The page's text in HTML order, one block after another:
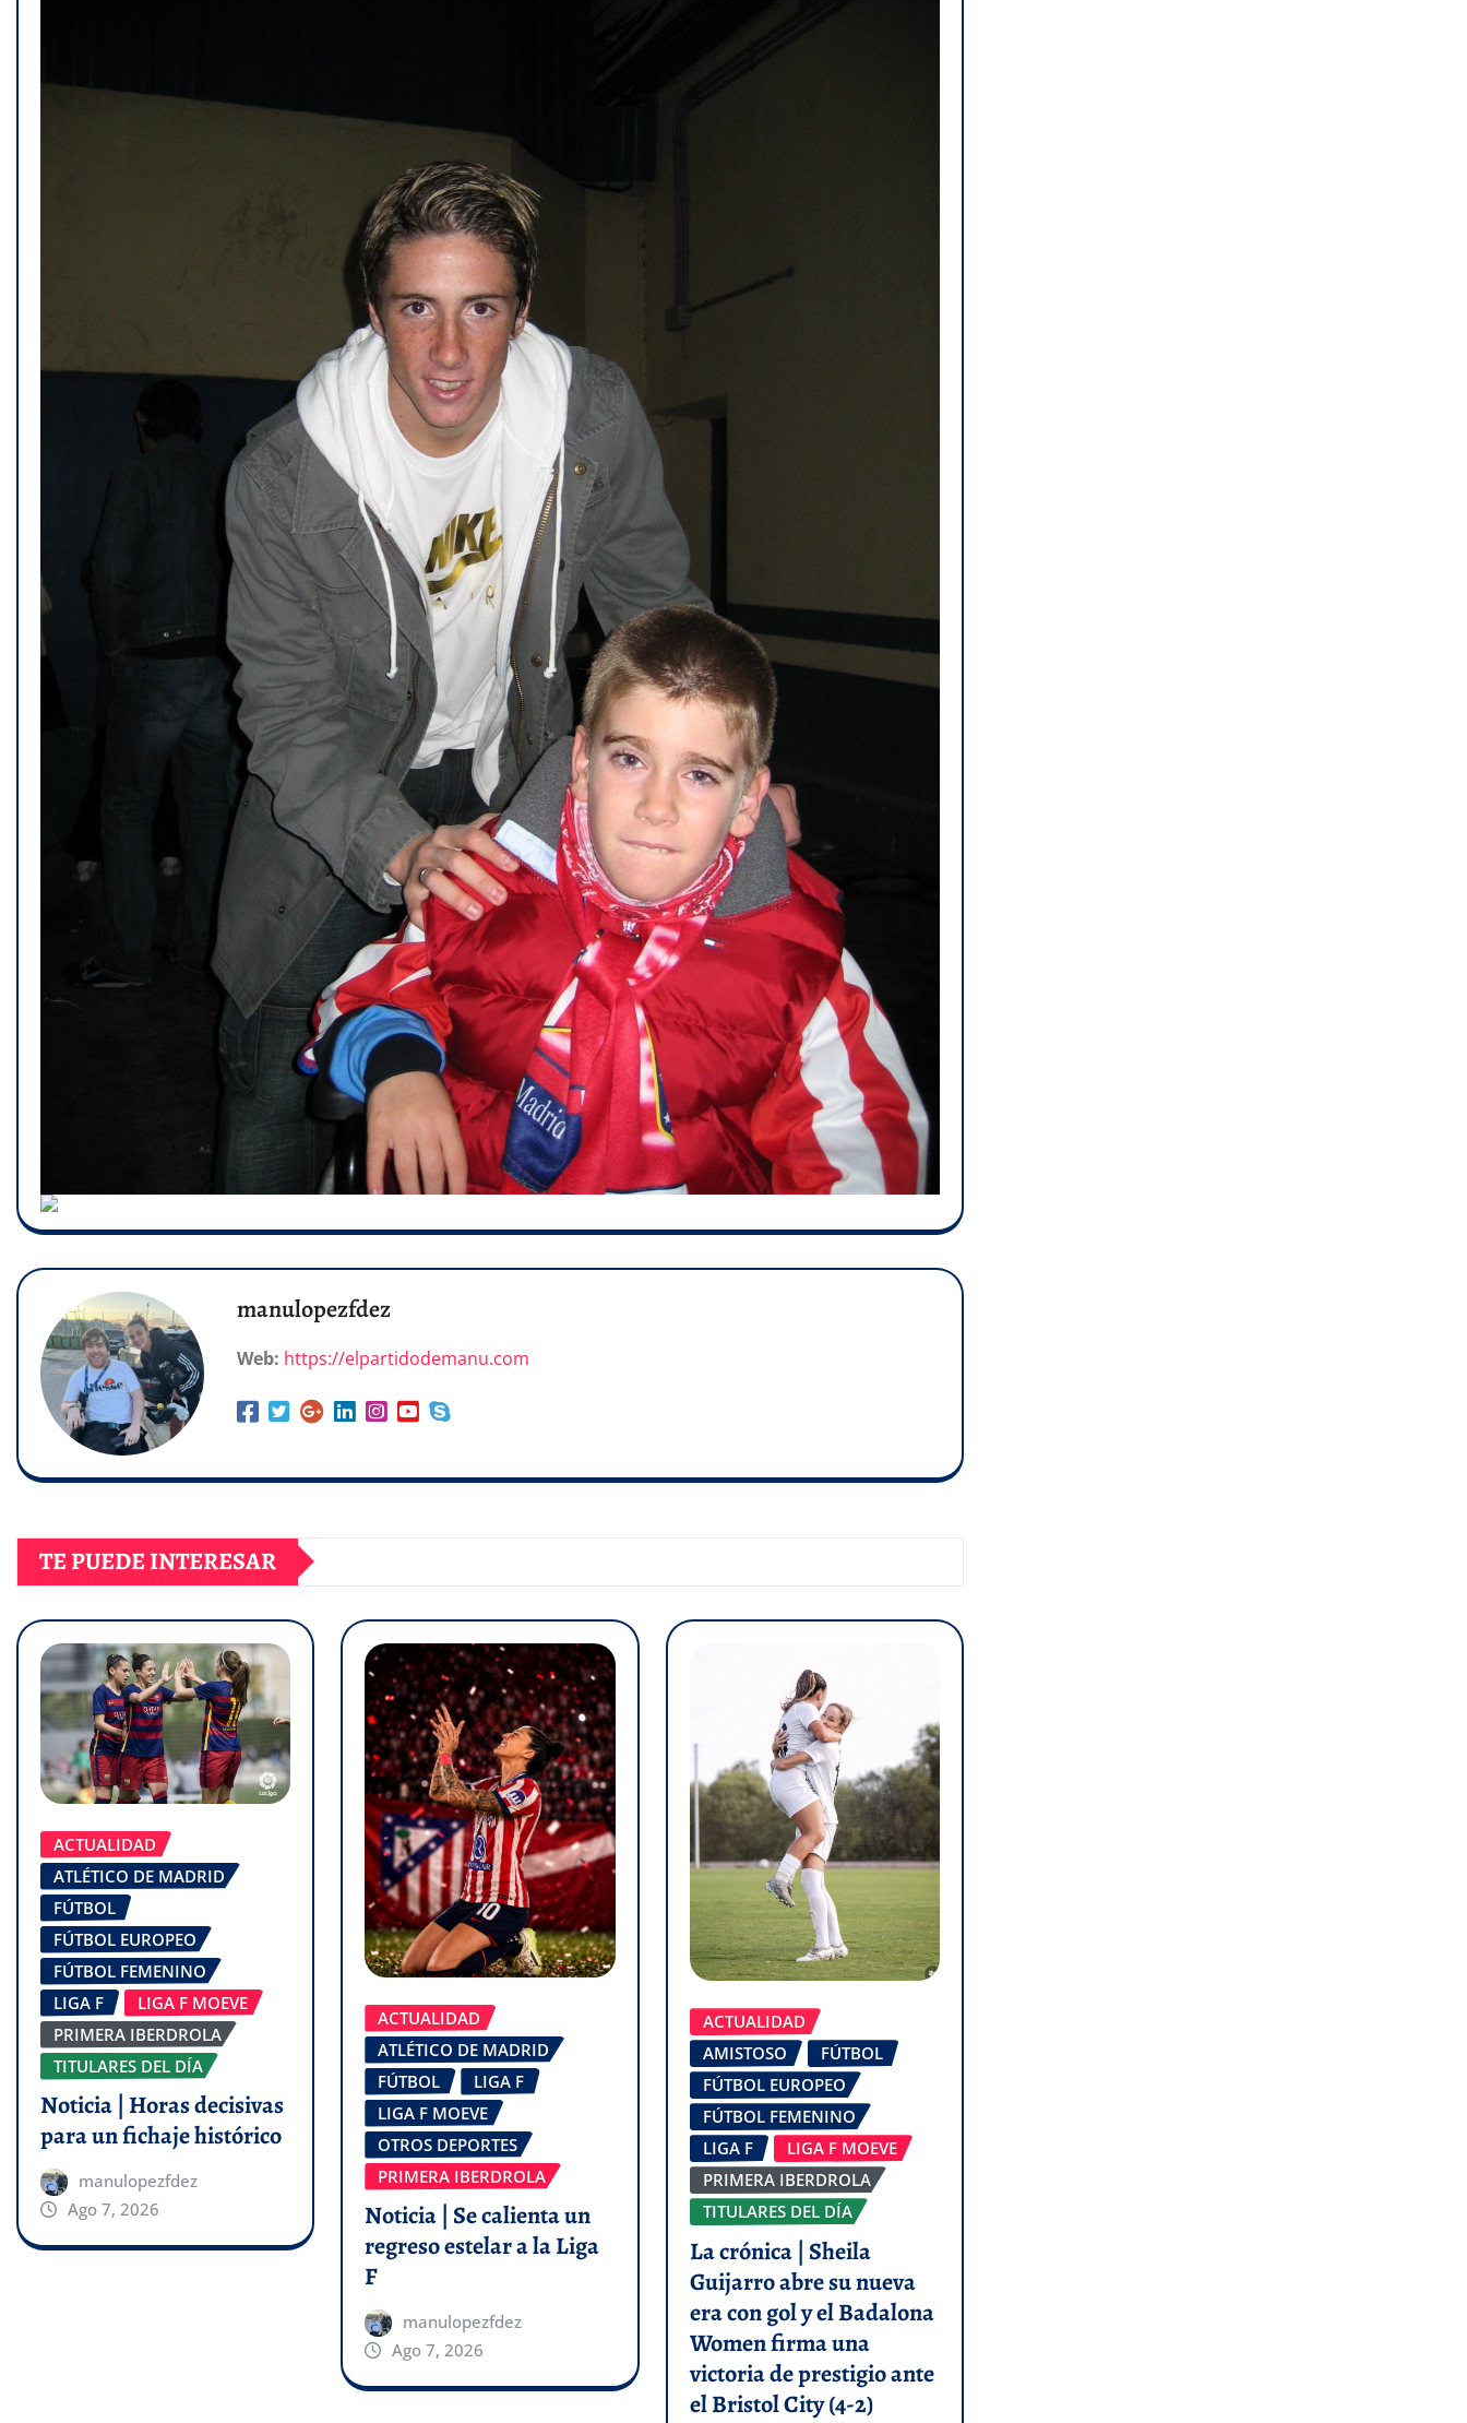
manulopezfdez
Web: https://elpartidodemanu.com
TE PUEDE INTERESAR
ACTUALIDAD
ATLÉTICO DE MADRID
FÚTBOL
FÚTBOL EUROPEO
FÚTBOL FEMENINO
LIGA F
LIGA F MOEVE
PRIMERA IBERDROLA
TITULARES DEL DÍA
Noticia | Horas decisivas
para un fichaje histórico
manulopezfdez
Ago 7, 2026
ACTUALIDAD
ATLÉTICO DE MADRID
FÚTBOL
LIGA F
LIGA F MOEVE
OTROS DEPORTES
PRIMERA IBERDROLA
Noticia | Se calienta un
regreso estelar a la Liga
F
manulopezfdez
Ago 7, 2026
ACTUALIDAD
AMISTOSO
FÚTBOL
FÚTBOL EUROPEO
FÚTBOL FEMENINO
LIGA F
LIGA F MOEVE
PRIMERA IBERDROLA
TITULARES DEL DÍA
La crónica | Sheila
Guijarro abre su nueva
era con gol y el Badalona
Women firma una
victoria de prestigio ante
el Bristol City (4-2)